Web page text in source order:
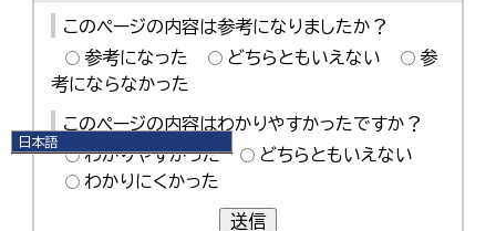
日本語
English
このページの内容は参考になりましたか？
参考になった
どちらともいえない
参
考にならなかった
このページの内容はわかりやすかったですか？
わかりやすかった
どちらともいえない
わかりにくかった
送信